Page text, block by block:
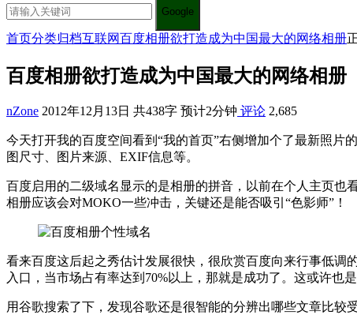
Google
首页分类归档互联网百度相册欲打造成为中国最大的网络相册
百度相册欲打造成为中国最大的网络相册
nZone 2012年12月13日 共438字 预计2分钟 评论 2,685
今天打开我的百度空间看到“我的首页”右侧增加个了最新照
图尺寸、图片来源、EXIF信息等。
百度启用的二级域名显示的是相册的拼音，以前在个人主页也
相册应该会对MOKO一些冲击，关键还是能否吸引“色影师”！
看来百度这后起之秀估计发展很快，很欣赏百度向来行事低调
入口，当市场占有率达到70%以上，那就是成功了。这或许也
用谷歌搜索了下，发现谷歌还是很智能的分辨出哪些文章比较